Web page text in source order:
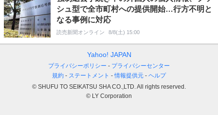
シュ型で全市町村への提供開始…行方不明と
なる事例に対応
読売新聞オンライン 8/8(土) 15:00
Yahoo! JAPAN
プライバシーポリシー
プライバシーセンター
規約
ステートメント 情報提供元
ヘルプ
© SHUFU TO SEIKATSU SHA CO.,LTD. All rights reserved.
© LY Corporation